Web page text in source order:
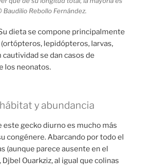
Baudilio Rebollo Fernández.
dieta se compone principalmente
lepidópteros, larvas,
se dan casos de
los neonatos.
y abundancia
este gecko diurno es mucho más
congénere. Abarcando por todo el
(aunque parece ausente en el
Ouarkziz, al igual que colinas